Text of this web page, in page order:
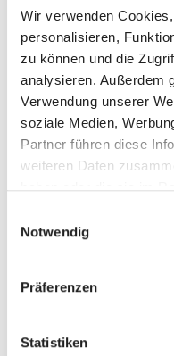
Wir verwenden
personalisieren,
zu können und die
analysieren. Außerdem
Verwendung unserer
soziale Medien,
Partner führen diese
weiteren Daten
haben oder die sie im
Notwendig
Präferenzen
Statistiken